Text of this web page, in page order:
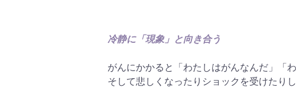
冷静に「現象」と向き合う
がんにかかると「わたしはがんなんだ」「
そして悲しくなったりショックを受けたりし